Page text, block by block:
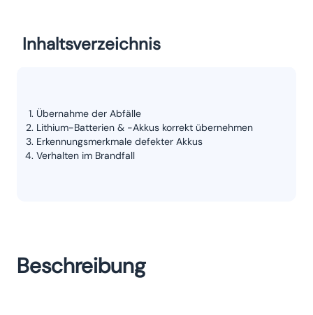
Inhaltsverzeichnis
Übernahme der Abfälle
Lithium-Batterien & -Akkus korrekt übernehmen
Erkennungsmerkmale defekter Akkus
Verhalten im Brandfall
Beschreibung